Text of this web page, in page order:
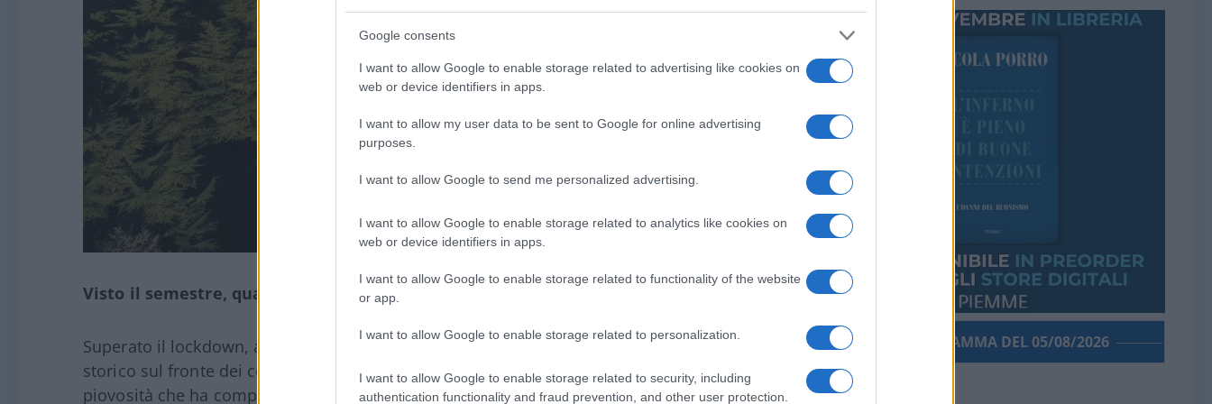
Google consents
I want to allow Google to enable storage related to advertising like cookies on
web or device identifiers in apps.
I want to allow my user data to be sent to Google for online advertising
purposes.
I want to allow Google to send me personalized advertising.
I want to allow Google to enable storage related to analytics like cookies on
web or device identifiers in apps.
I want to allow Google to enable storage related to functionality of the website
or app.
I want to allow Google to enable storage related to personalization.
I want to allow Google to enable storage related to security, including
authentication functionality and fraud prevention, and other user protection.
Visto il semestre, quali sono le previsioni per fine anno?
Superato il lockdown, anche giugno ha avuto risultati inferiori del 40% rispetto allo
storico sul fronte dei consumi fuori casa, complice il fattore atmosferico della forte
piovosità che ha compromesso molte occasioni di ritrovo e viaggio. Per noi questi
PORROGRAMMA DEL 05/08/2026